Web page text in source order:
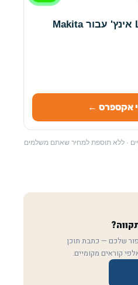
פנס עבודה LED 3/4/8 אינץ' עבור Makita
אקספרס ←
· ללא תוספת למחיר שאתם משלמים
שלכם — כתבת תוכן
קוראים מקומיים.